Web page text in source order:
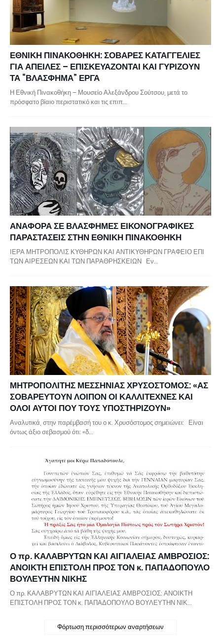
ΕΘΝΙΚΗ ΠΙΝΑΚΟΘΗΚΗ: ΣΟΒΑΡΕΣ ΚΑΤΑΓΓΕΛΙΕΣ
ΓΙΑ ΑΠΕΙΛΕΣ – ΕΠΙΣΚΕΥΑΖΟΝΤΑΙ ΚΑΙ ΓΥΡΙΖΟΥΝ
ΤΑ “ΒΛΑΣΦΗΜΑ” ΕΡΓΑ
Η Εθνική Πινακοθήκη – Μουσείο Αλεξάνδρου Σούτσου, μετά το
πρόσφατο βίαιο περιστατικό και τις επιπ…
ΑΝΑΦΟΡΑ ΣΕ ΒΛΑΣΦΗΜΕΣ ΕΙΚΟΝΟΓΡΑΦΙΚΕΣ
ΠΑΡΑΣΤΑΣΕΙΣ ΣΤΗΝ ΕΘΝΙΚΗ ΠΙΝΑΚΟΘΗΚΗ
ΙΕΡΑ ΜΗΤΡΟΠΟΛΙΣ ΚΥΘΗΡΩΝ ΚΑΙ ΑΝΤΙΚΥΘΗΡΩΝ ΓΡΑΦΕΙΟ ΕΠΙ
ΤΩΝ ΑΙΡΕΣΕΩΝ ΚΑΙ ΤΩΝ ΠΑΡΑΘΡΗΣΚΕΙΩΝ Εν…
ΜΗΤΡΟΠΟΛΙΤΗΣ ΜΕΣΣΗΝΙΑΣ ΧΡΥΣΟΣΤΟΜΟΣ: «ΑΣ
ΣΟΒΑΡΕΥΤΟΥΝ ΛΟΙΠΟΝ ΟΙ ΚΑΛΛΙΤΕΧΝΕΣ ΚΑΙ
ΟΛΟΙ ΑΥΤΟΙ ΠΟΥ ΤΟΥΣ ΥΠΟΣΤΗΡΙΖΟΥΝ»
Αναλυτικά, στην παρέμβασή του ο κ. Χρυσόστομος σημειώνει: Είναι
όντως άξιο σεβασμού ότι: «δ…
Ο πρ. ΚΑΛΑΒΡΥΤΩΝ ΚΑΙ ΑΙΓΙΑΛΕΙΑΣ ΑΜΒΡΟΣΙΟΣ:
ΑΝΟΙΚΤΗ ΕΠΙΣΤΟΛΗ ΠΡΟΣ ΤΟΝ κ. ΠΑΠΑΔΟΠΟΥΛΟ
ΒΟΥΛΕΥΤΗΝ ΝΙΚΗΣ
Ο πρ. ΚΑΛΑΒΡΥΤΩΝ ΚΑΙ ΑΙΓΙΑΛΕΙΑΣ ΑΜΒΡΟΣΙΟΣ: ΑΝΟΙΚΤΗ
ΕΠΙΣΤΟΛΗ ΠΡΟΣ ΤΟΝ κ. ΠΑΠΑΔΟΠΟΥΛΟ ΒΟΥΛΕΥΤΗΝ ΝΙΚ…
Φόρτωση περισσότερων αναρτήσεων